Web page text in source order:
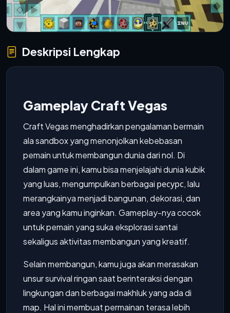
Deskripsi Lengkap
Gameplay Craft Vegas
Craft Vegas menghadirkan pengalaman bermain
ala sandbox yang menonjolkan kebebasan
pemain untuk membangun dunia dari nol. Di
dalam game ini, kamu bisa menjelajahi dunia kubik
yang luas, mengumpulkan berbagai ресурс, lalu
merangkainya menjadi bangunan, dekorasi, dan
area yang kamu inginkan. Gameplay-nya cocok
untuk pemain yang suka eksplorasi santai
sekaligus aktivitas membangun yang kreatif.
Selain membangun, kamu juga akan merasakan
unsur survival ringan saat berinteraksi dengan
lingkungan dan berbagai makhluk yang ada di
map. Hal ini membuat permainan terasa lebih